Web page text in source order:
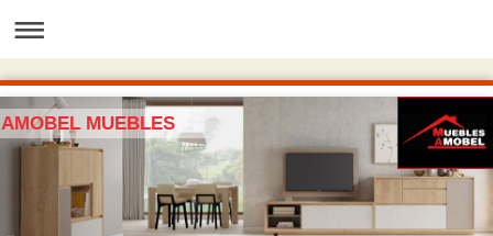
AMOBEL MUEBLES